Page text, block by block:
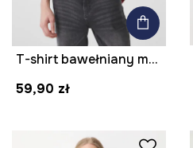
T-shirt bawełniany męski z domieszką elastanu gładki kolor bordowy
59,90 zł